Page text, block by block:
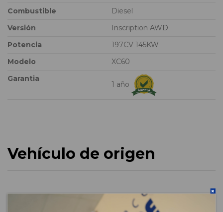
Combustible
Diesel
Versión
Inscription AWD
Potencia
197CV 145KW
Modelo
XC60
Garantia
1 año
Vehículo de origen